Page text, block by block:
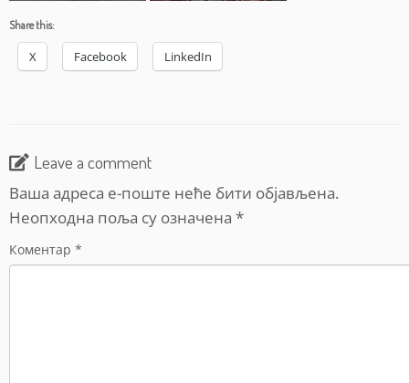
Share this:
X Facebook LinkedIn
Leave a comment
Ваша адреса е-поште неће бити објављена.
Неопходна поља су означена *
Коментар *